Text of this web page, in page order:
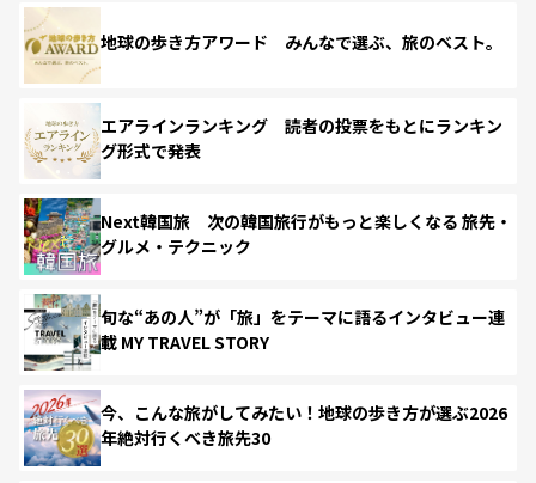
地球の歩き方アワード みんなで選ぶ、旅のベスト。
エアラインランキング 読者の投票をもとにランキン
グ形式で発表
Next韓国旅 次の韓国旅行がもっと楽しくなる 旅先・
グルメ・テクニック
旬な“あの人”が「旅」をテーマに語るインタビュー連
載 MY TRAVEL STORY
今、こんな旅がしてみたい！地球の歩き方が選ぶ2026
年絶対行くべき旅先30